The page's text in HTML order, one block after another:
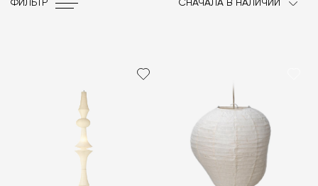
ФИЛЬТР СНАЧАЛА В НАЛИЧИИ